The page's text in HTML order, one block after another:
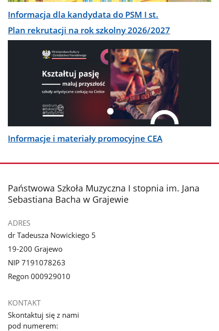
Informacja dla kandydata do PSM I st.
Plan rekrutacji na rok szkolny 2026/2027
Informacje i materiały promocyjne CEA
stopka
Państwowa Szkoła Muzyczna I stopnia im. Jana
Sebastiana Bacha w Grajewie
ADRES
dr Tadeusza Nowickiego 5
19-200 Grajewo
NIP 7191078263
Regon 000929010
KONTAKT
Skontaktuj się z nami
pod numerem: